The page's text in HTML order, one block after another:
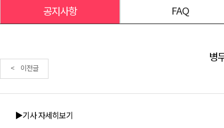
공지사항 FAQ
병
< 이전글
▶기사 자세히보기